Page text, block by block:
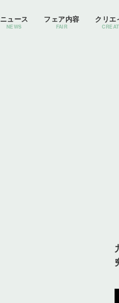
ニュース
NEWS
フェア内容
FAIR
クリエ